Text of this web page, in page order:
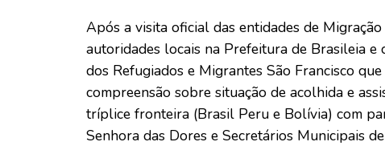
Após a visita oficial das entidades de
autoridades locais na Prefeitura de Brasileia e
dos Refugiados e Migrantes São Francisco
compreensão sobre situação de acolhida e
tríplice fronteira (Brasil Peru e Bolívia) com
Senhora das Dores e Secretários Municipais